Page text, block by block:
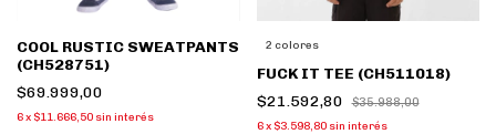
COOL RUSTIC SWEATPANTS
(CH528751)
$69.999,00
6x $11.666,50 sin interés
2 colores
FUCK IT TEE (CH511018)
$21.592,80
$35.988,00
6 x $3.598,80 sin interés